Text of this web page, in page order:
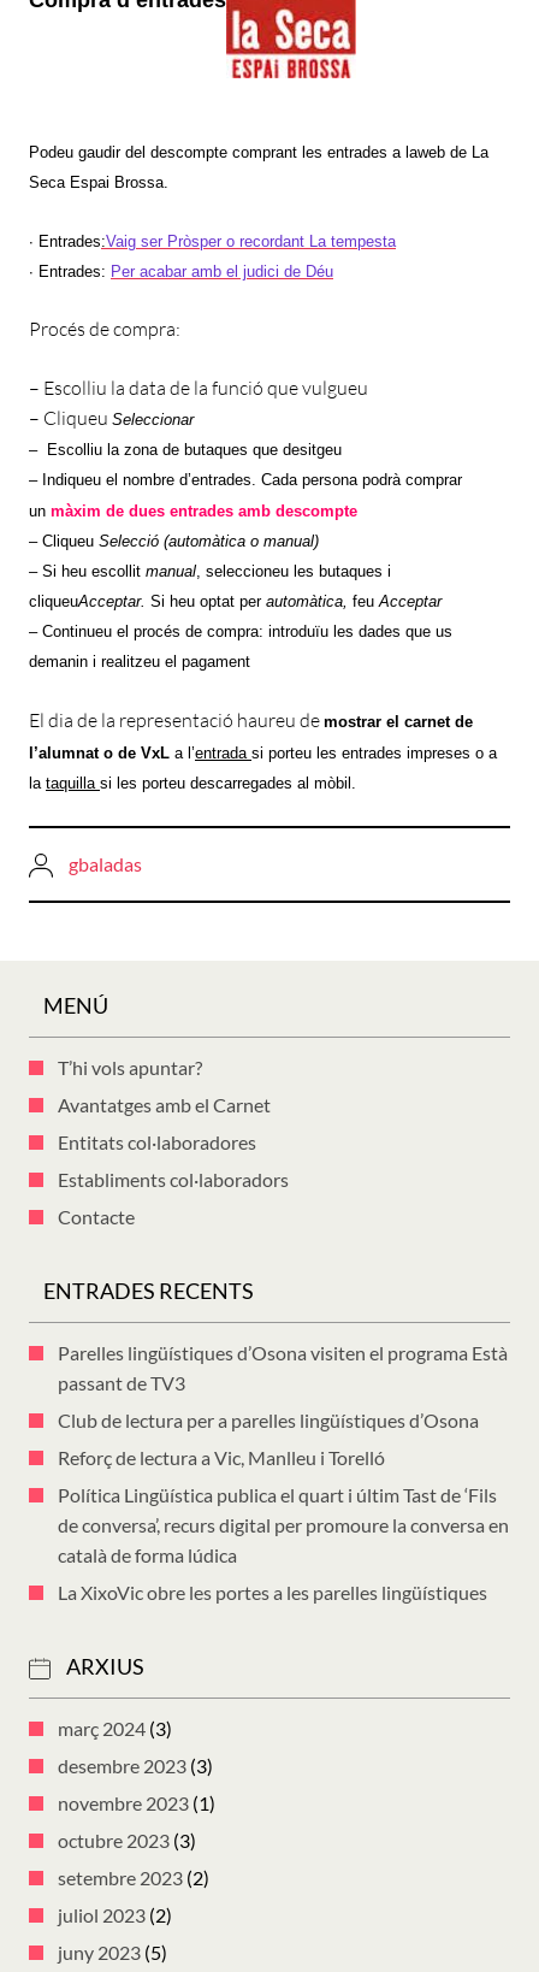
Podeu gaudir del descompte comprant les entrades a laweb de La
Seca Espai Brossa
∙ Entrades:Vaig ser Pròsper o recordant La tempesta
∙ Entrades: Per acabar amb el judici de Déu
Procés de compra:
– Escolliu la data de la funció que vulgueu
– Cliqueu Seleccionar
– Escolliu la zona de butaques que desitgeu
– Indiqueu el nombre d’entrades. Cada persona podrà comprar
un màxim de dues entrades amb descompte
– Cliqueu Selecció (automàtica o manual)
– Si heu escollit manual , seleccioneu les butaques i
cliqueuAcceptar. Si heu optat per automàtica, feu Acceptar
– Continueu el procés de compra: introduïu les dades que us
demanin i realitzeu el pagament
El dia de la representació haureu de mostrar el carnet de
l’alumnat o de VxL a l’entrada si porteu les entrades impreses o a
la taquilla si les porteu descarregades al mòbil.
gbaladas
MENÚ
T’hi vols apuntar?
Avantatges amb el Carnet
Entitats col·laboradores
Establiments col·laboradors
Contacte
ENTRADES RECENTS
Parelles lingüístiques d’Osona visiten el programa Està
passant de TV3
Club de lectura per a parelles lingüístiques d’Osona
Reforç de lectura a Vic, Manlleu i Torelló
Política Lingüística publica el quart i últim Tast de ‘Fils
de conversa’, recurs digital per promoure la conversa en
català de forma lúdica
La XixoVic obre les portes a les parelles lingüístiques
ARXIUS
març 2024 (3)
desembre 2023 (3)
novembre 2023 (1)
octubre 2023 (3)
setembre 2023 (2)
juliol 2023 (2)
juny 2023 (5)